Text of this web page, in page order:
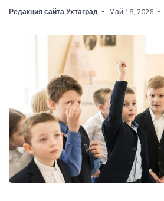
Редакция сайта Ухтаград Май 18, 2026